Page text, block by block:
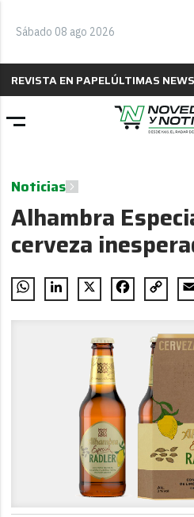
Sábado 08 ago 2026
REVISTA EN PAPELÚLTIMAS
Noticias
Alhambra
cerveza
WhatsAppLinkedIn
X FacebookCopy